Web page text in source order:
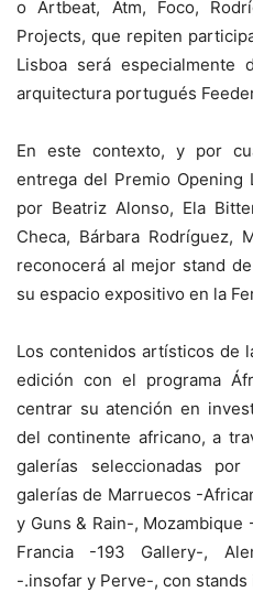
o Artbeat, Atm, Foco,
Projects, que repiten
Lisboa será
arquitectura portugués
En este contexto, y por
entrega del Premio Opening
por Beatriz Alonso, Ela
Checa, Bárbara Rodríguez,
reconocerá al mejor stand
su espacio expositivo en la
Los contenidos artísticos de
edición con el programa
centrar su atención en
del continente africano, a
galerías seleccionadas por
galerías de Marruecos -
y Guns & Rain-,
Francia -193 Gallery-,
-.insofar y Perve-, con